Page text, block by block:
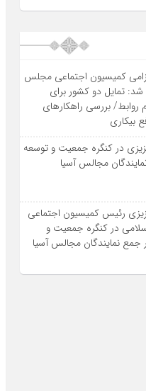
کمیسیون اجتماعی مجلس
تمایل دو کشور برای
بررسی راهکارهای
بیکاری
در کنگره جمعیت و توسعه
مجالس آسیا
رئیس کمیسیون اجتماعى
در کنگره جمعیت و
جمع نمایندگان مجالس آسیا